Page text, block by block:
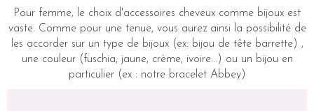
Pour femme, le choix d'accessoires cheveux comme bijoux est
vaste. Comme pour une tenue, vous aurez ainsi la possibilité de
les accorder sur un type de bijoux (ex: bijou de tête barrette) ,
une couleur (fuschia, jaune, crème, ivoire...) ou un bijou en
particulier (ex : notre bracelet Abbey)